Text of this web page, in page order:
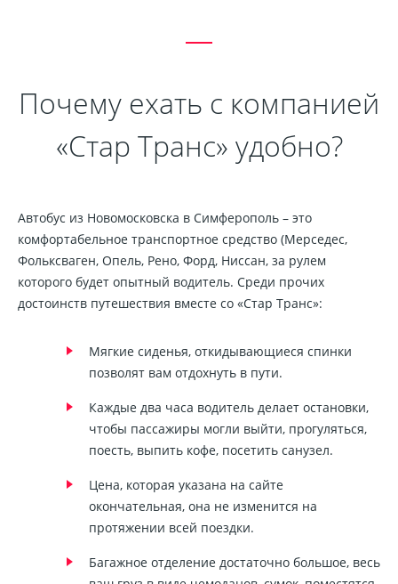
Почему ехать с компанией
«Стар Транс» удобно?
Автобус из Новомосковска в Симферополь – это
комфортабельное транспортное средство (Мерседес,
Фольксваген, Опель, Рено, Форд, Ниссан, за рулем
которого будет опытный водитель. Среди прочих
достоинств путешествия вместе со «Стар Транс»:
Мягкие сиденья, откидывающиеся спинки
позволят вам отдохнуть в пути.
Каждые два часа водитель делает остановки,
чтобы пассажиры могли выйти, прогуляться,
поесть, выпить кофе, посетить санузел.
Цена, которая указана на сайте
окончательная, она не изменится на
протяжении всей поездки.
Багажное отделение достаточно большое, весь